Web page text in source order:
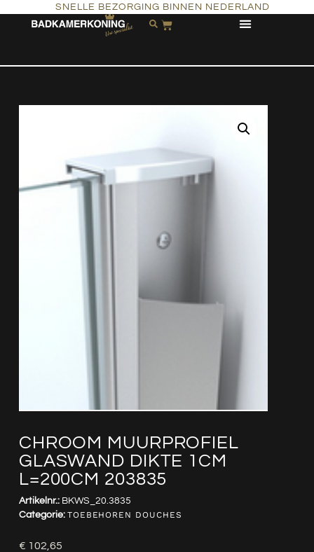
SNELLE BEZORGING BINNEN NEDERLAND
CHROOM MUURPROFIEL
GLASWAND DIKTE 1CM
L=200CM 203835
Artikelnr.: BKWS_20.3835
Categorie: TOEBEHOREN DOUCHES
€ 102,65